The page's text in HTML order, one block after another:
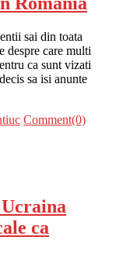
sai din toata
despre care multi
ca sunt vizati
sa isi anunte
Comment(0)
ca